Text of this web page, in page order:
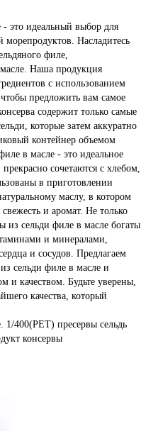
это идеальный выбор для
Насладитесь
филе,
Наша продукция
с использованием
предложить вам самое
содержит только самые
которые затем аккуратно
контейнер объемом
в масле - это идеальное
сочетаются с хлебом,
в приготовлении
маслу, в котором
и аромат. Не только
из сельди филе в масле богаты
и минералами,
и сосудов. Предлагаем
сельди филе в масле и
и качеством. Будьте уверены,
качества, который
1/400(PET) пресервы сельдь
консервы